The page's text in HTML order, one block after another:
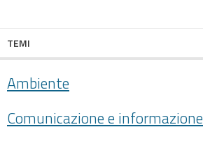
TEMI
Ambiente
Comunicazione e informazione